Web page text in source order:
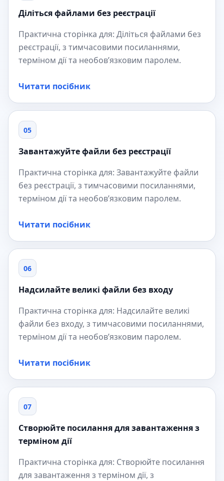
Діліться файлами без реєстрації
Практична сторінка для: Діліться файлами без
реєстрації, з тимчасовими посиланнями,
терміном дії та необов’язковим паролем.
Читати посібник
05
Завантажуйте файли без реєстрації
Практична сторінка для: Завантажуйте файли
без реєстрації, з тимчасовими посиланнями,
терміном дії та необов’язковим паролем.
Читати посібник
06
Надсилайте великі файли без входу
Практична сторінка для: Надсилайте великі
файли без входу, з тимчасовими посиланнями,
терміном дії та необов’язковим паролем.
Читати посібник
07
Створюйте посилання для завантаження з
терміном дії
Практична сторінка для: Створюйте посилання
для завантаження з терміном дії, з